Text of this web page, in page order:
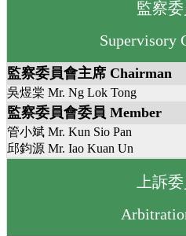
監察
Supervisory
監察委員會主席 Chairman
吳煜棠 Mr. Ng Lok Tong
監察委員會委員 Member
管小斌 Mr. Kun Sio Pan
邱鈞源 Mr. Iao Kuan Un
上訴